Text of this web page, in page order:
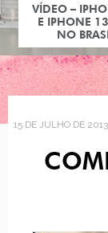
VÍDEO –
E IPHONE
NO
15 DE JULHO DE